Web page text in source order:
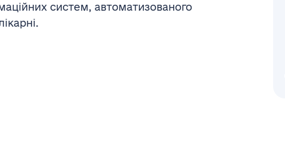
систем, автоматизованого